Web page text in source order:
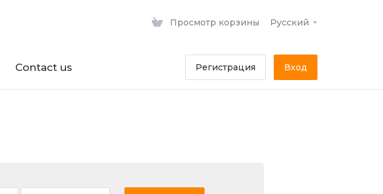
Просмотр корзины Русский
Contact us Регистрация Вход